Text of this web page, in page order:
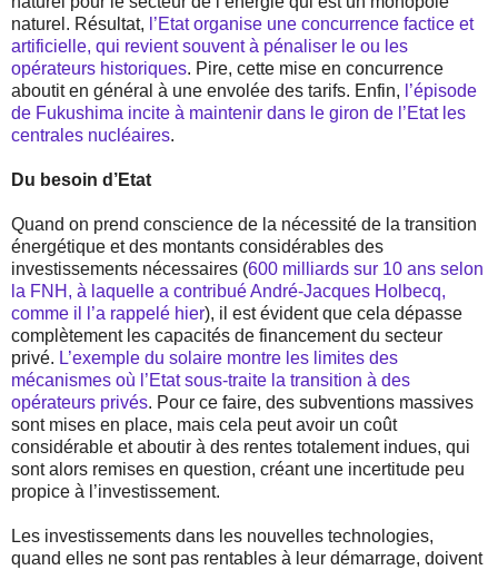
naturel. Résultat, l’Etat organise une concurrence factice et
artificielle, qui revient souvent à pénaliser le ou les
opérateurs historiques. Pire, cette mise en concurrence
aboutit en général à une envolée des tarifs. Enfin, l’épisode
de Fukushima incite à maintenir dans le giron de l’Etat les
centrales nucléaires.
Du besoin d’Etat
Quand on prend conscience de la nécessité de la transition
énergétique et des montants considérables des
investissements nécessaires (600 milliards sur 10 ans selon
la FNH, à laquelle a contribué André-Jacques Holbecq,
comme il l’a rappelé hier), il est évident que cela dépasse
complètement les capacités de financement du secteur
privé. L’exemple du solaire montre les limites des
mécanismes où l’Etat sous-traite la transition à des
opérateurs privés. Pour ce faire, des subventions massives
sont mises en place, mais cela peut avoir un coût
considérable et aboutir à des rentes totalement indues, qui
sont alors remises en question, créant une incertitude peu
propice à l’investissement.
Les investissements dans les nouvelles technologies,
quand elles ne sont pas rentables à leur démarrage, doivent